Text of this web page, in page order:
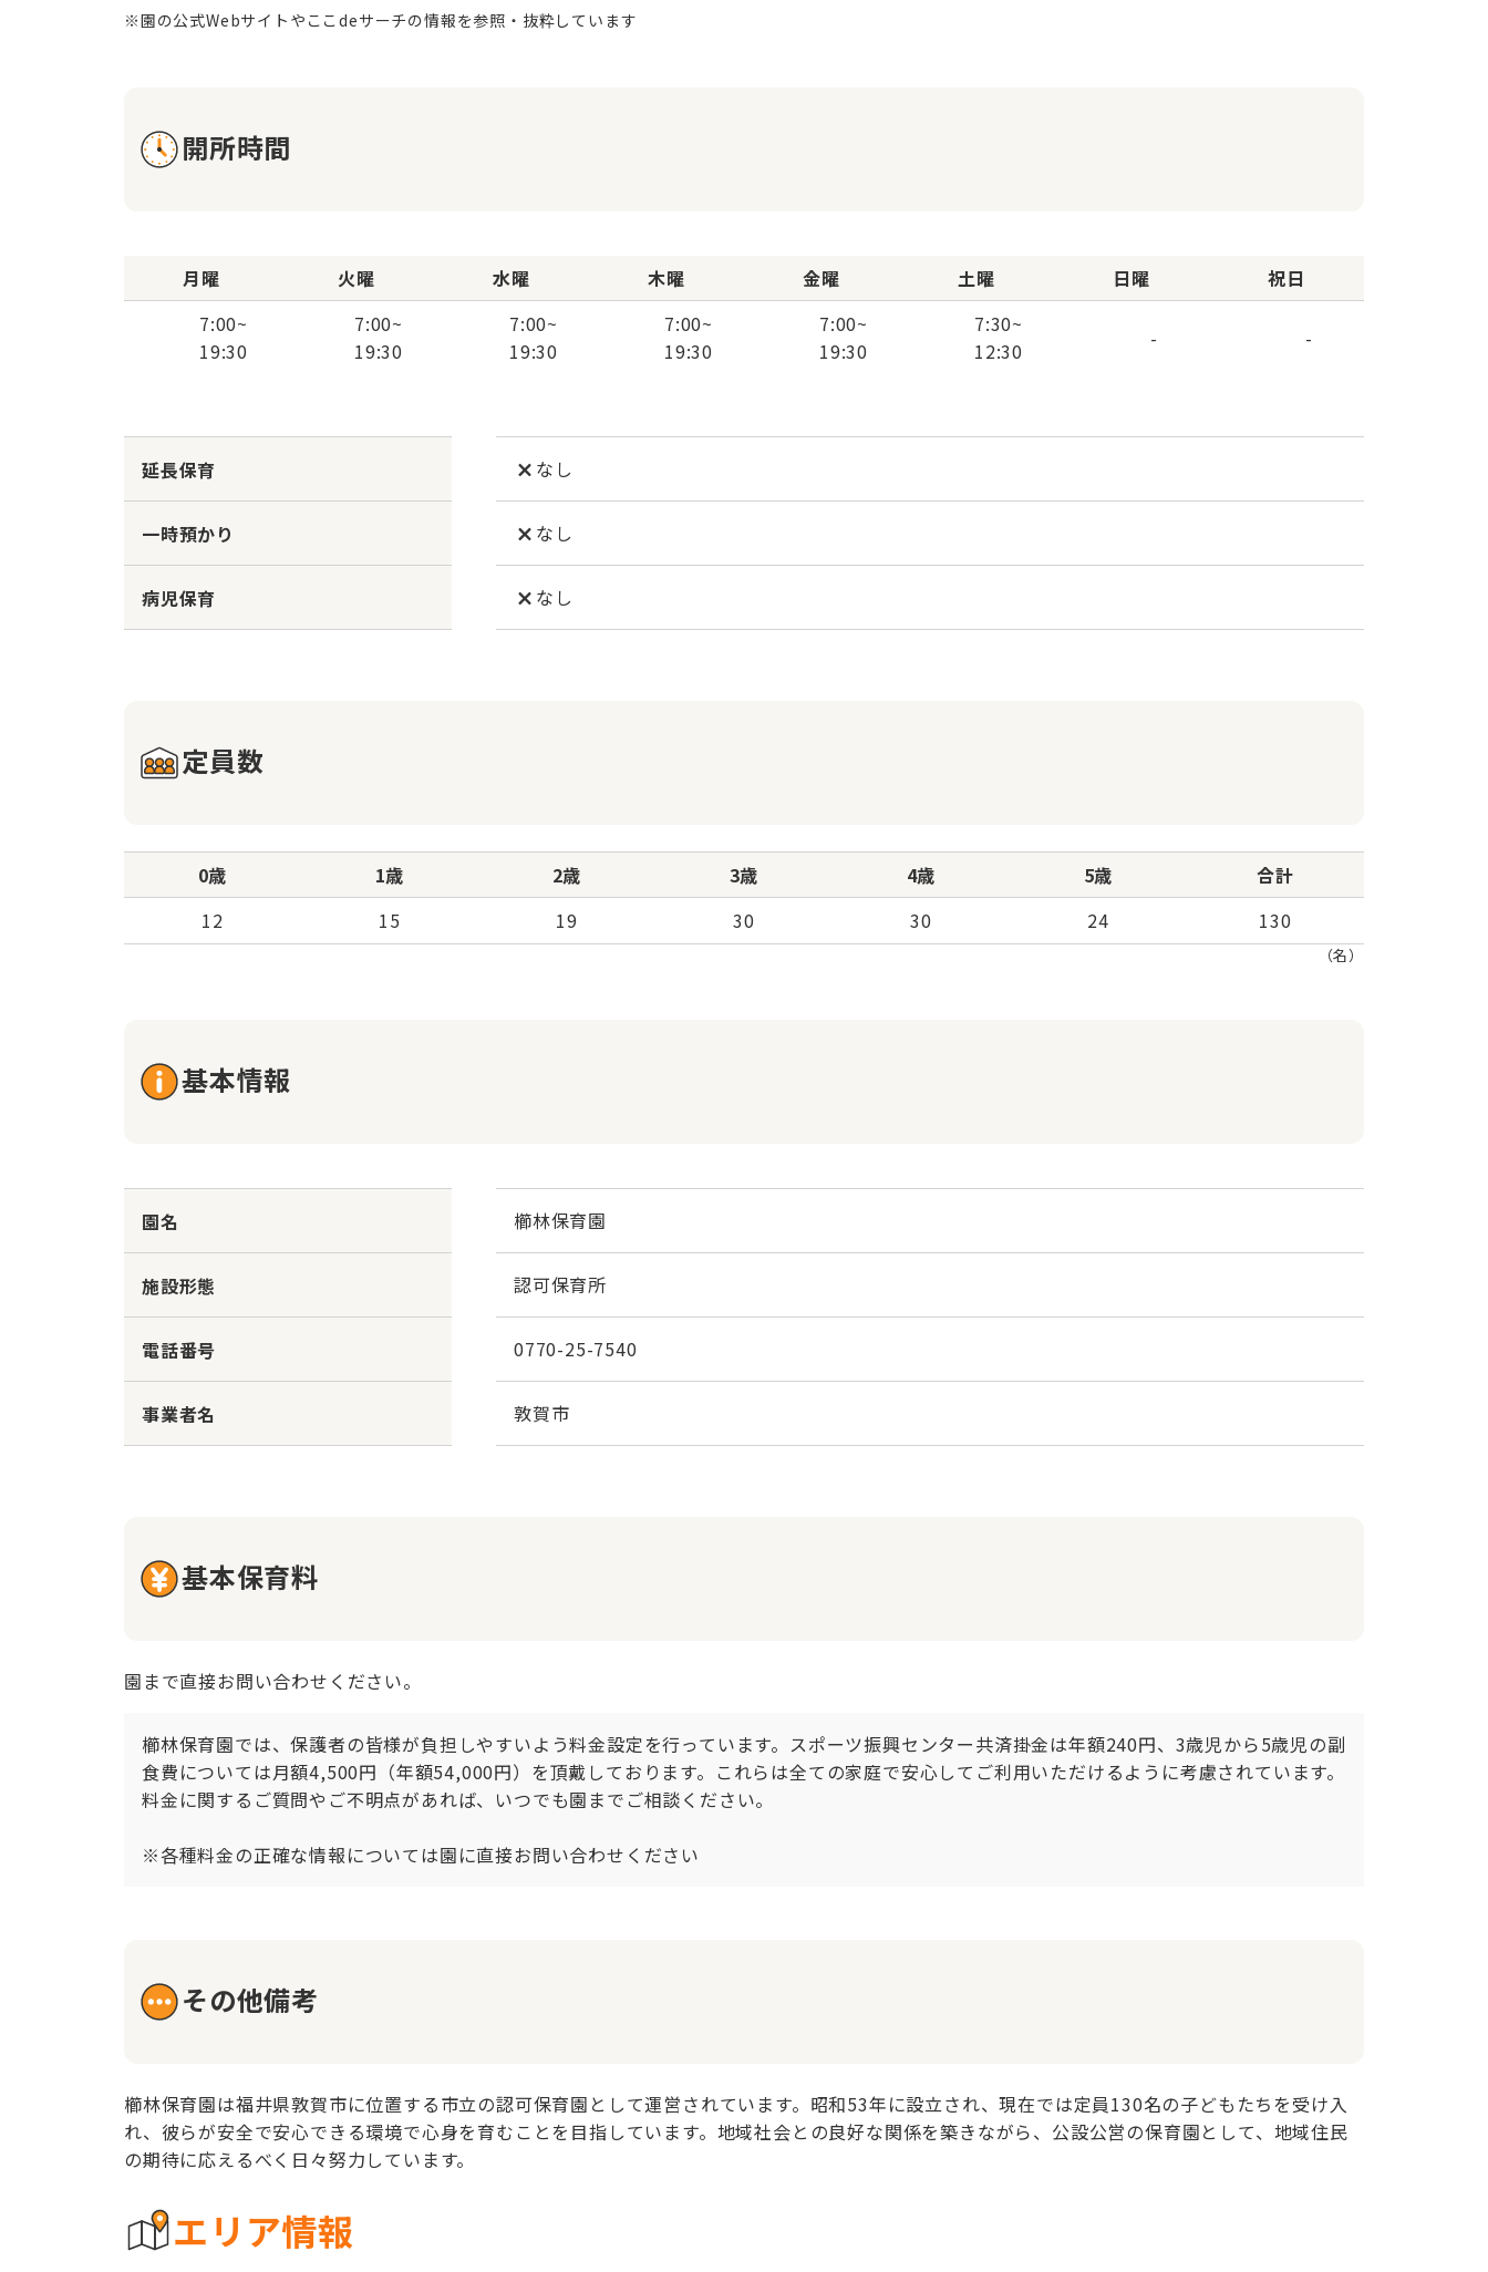
開所時間
月曜
7:00~
19:30
火曜
7:00~
19:30
水曜
7:00~
19:30
木曜
7:00~
19:30
金曜
7:00~
19:30
土曜
7:30~
12:30
日曜
-
祝日
-
延長保育 なし
一時預かり なし
病児保育 なし
定員数
0歳 1歳 2歳 3歳 4歳 5歳
合計
12
15 19 30 30 24 130
（名）
基本情報
園名 櫛林保育園
施設形態 認可保育所
電話番号 0770-25-7540
事業者名 敦賀市
基本保育料
園まで直接お問い合わせください。
櫛林保育園では、保護者の皆様が負担しやすいよう料金設定を行っています。スポーツ振興センター共済掛金は年額240円、3歳児から5歳児の副
食費については月額4,500円（年額54,000円）を頂戴しております。これらは全ての家庭で安心してご利用いただけるように考慮されています。
料金に関するご質問やご不明点があれば、いつでも園までご相談ください。
※各種料金の正確な情報については園に直接お問い合わせください
その他備考
櫛林保育園は福井県敦賀市に位置する市立の認可保育園として運営されています。昭和53年に設立され、現在では定員130名の子どもたちを受け入
れ、彼らが安全で安心できる環境で心身を育むことを目指しています。地域社会との良好な関係を築きながら、公設公営の保育園として、地域住民
の期待に応えるべく日々努力しています。
エリア情報